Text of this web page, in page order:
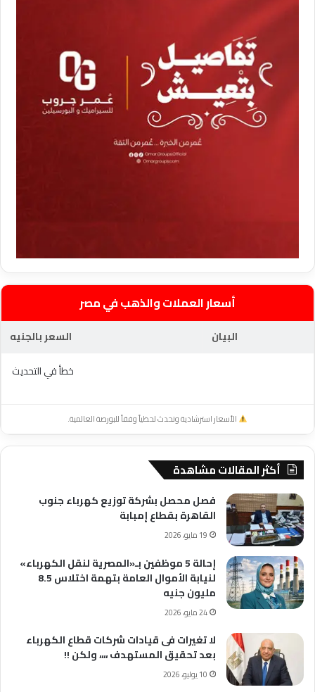
أسعار العملات والذهب في مصر
البيان
السعر بالجنيه
خطأ في التحديث
الأسعار استرشادية وتحدث لحظياً وفقاً للبورصة العالمية.
أكثر المقالات مشاهدة
فصل محصل بشركة توزيع كهرباء جنوب
القاهرة بقطاع إمبابة
19 مايو، 2026
إحالة 5 موظفين بـ«المصرية لنقل الكهرباء»
لنيابة الأموال العامة بتهمة اختلاس 8.5
مليون جنيه
24 مايو، 2026
لا تغيرات فى قيادات شركات قطاع الكهرباء
بعد تحقيق المستهدف ،،،، ولكن !!
10 يوليو، 2026